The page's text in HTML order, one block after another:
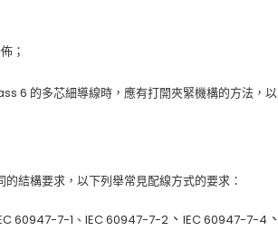
；
6 的多芯細導線時，應有打開夾緊機構的方法，以
結構要求，以下列舉常見配線方式的要求：
60947-7-1、IEC 60947-7-2 、 IEC 60947-7-4 、